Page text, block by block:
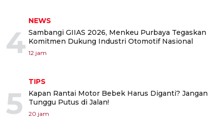
4
NEWS
Sambangi GIIAS 2026, Menkeu Purbaya Tegaskan
Komitmen Dukung Industri Otomotif Nasional
12 jam
5
TIPS
Kapan Rantai Motor Bebek Harus Diganti? Jangan
Tunggu Putus di Jalan!
20 jam